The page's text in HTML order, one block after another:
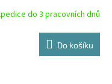
do 3 pracovních dnů
Do košíku